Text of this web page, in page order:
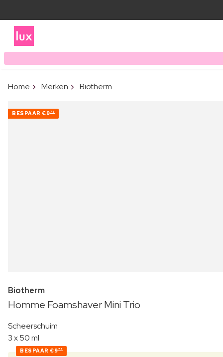
Home Merken Biotherm
BESPAAR €976
Biotherm
Homme Foamshaver Mini Trio
Scheerschuim
3 x 50 ml
BESPAAR €976